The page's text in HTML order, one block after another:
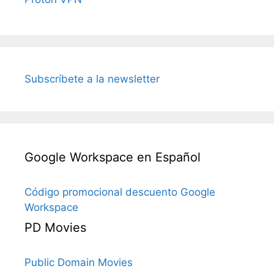
Subscríbete a la newsletter
Google Workspace en Español
Código promocional descuento Google
Workspace
PD Movies
Public Domain Movies